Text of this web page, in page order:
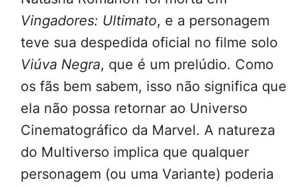
Vingadores: Ultimato, e a personagem
teve sua despedida oficial no filme solo
Viúva Negra, que é um prelúdio. Como
os fãs bem sabem, isso não significa que
ela não possa retornar ao Universo
Cinematográfico da Marvel. A natureza
do Multiverso implica que qualquer
personagem (ou uma Variante) poderia